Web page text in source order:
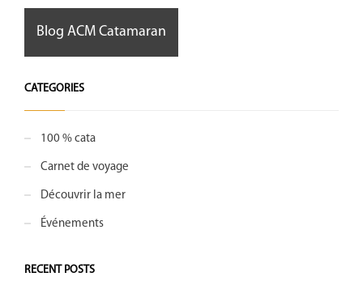
Blog ACM Catamaran
CATEGORIES
100 % cata
Carnet de voyage
Découvrir la mer
Événements
RECENT POSTS